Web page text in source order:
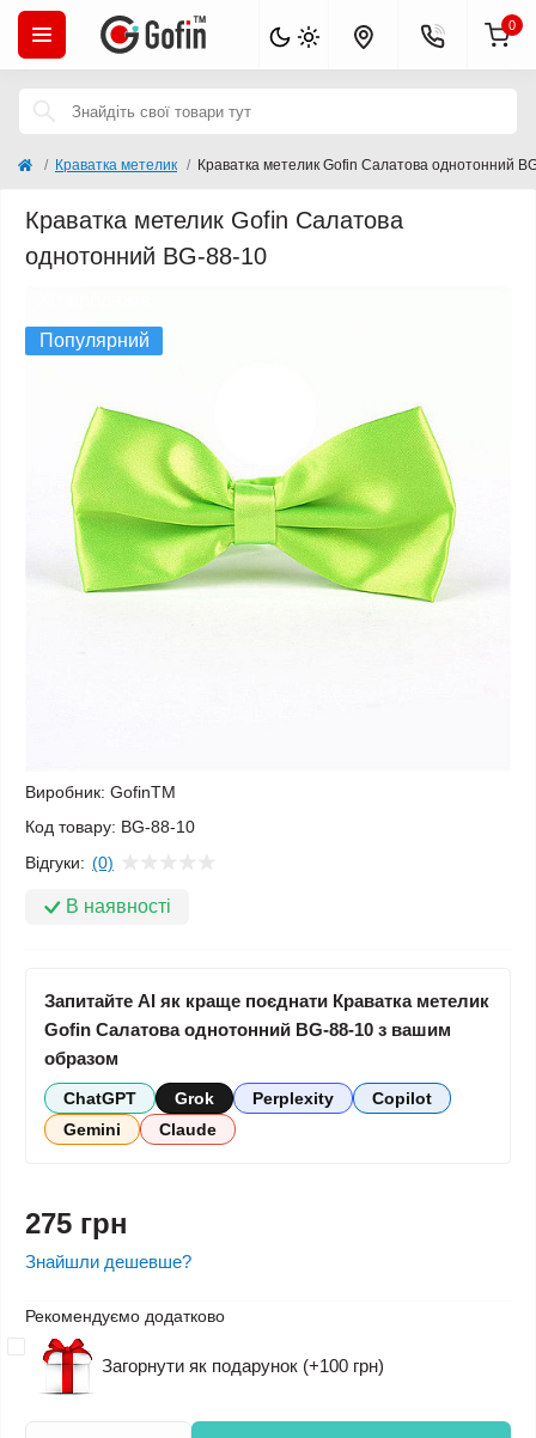
0
Краватка метелик Краватка метелик Gofin Салатова однотонний
Краватка метелик Gofin Салатова
однотонний BG-88-10
Популярний
Виробник: GofinTM
Код товару: BG-88-10
Відгуки: (0)
В наявності
Запитайте AI як краще поєднати Краватка метелик
Gofin Салатова однотонний BG-88-10 з вашим
образом
ChatGPT Grok Perplexity
Copilot
Gemini
Claude
275 грн
Знайшли дешевше?
Рекомендуємо додатково
Загорнути як подарунок (+100 грн)